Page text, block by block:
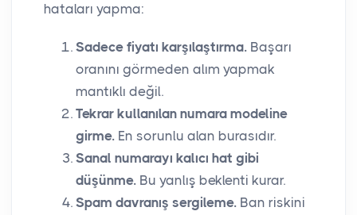
hataları yapma:
Sadece fiyatı karşılaştırma. Başarı
oranını görmeden alım yapmak
mantıklı değil.
Tekrar kullanılan numara modeline
girme. En sorunlu alan burasıdır.
Sanal numarayı kalıcı hat gibi
düşünme. Bu yanlış beklenti kurar.
Spam davranış sergileme. Ban riskini